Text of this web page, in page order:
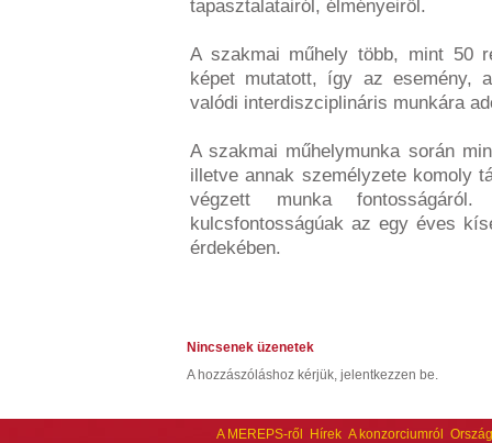
tapasztalatairól, élményeiről.
A szakmai műhely több, mint 50
képet mutatott, így az esemény,
valódi interdiszciplináris munkára
A szakmai műhelymunka során
illetve annak személyzete komoly
végzett munka
kulcsfontosságúak az egy éves
érdekében.
Nincsenek üzenetek
A hozzászóláshoz kérjük, jelentkezzen be.
A MEREPS-ről Hírek A konzorciumról